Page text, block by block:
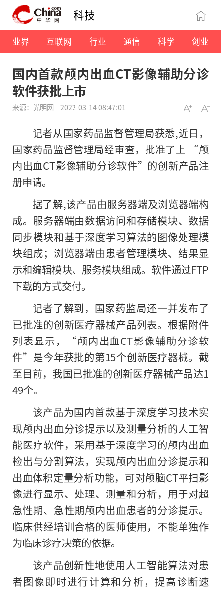
科技
业界 互联网 行业 通信 科学 创业
国内首款颅内出血CT影像辅助分诊
软件获批上市
来源：光明网 2022-03-14 08:47:01
记者从国家药品监督管理局获悉,近日，
国家药品监督管理局经审查，批准了上 “颅
内出血CT影像辅助分诊软件”的创新产品注
册申请。
据了解,该产品由服务器端及浏览器端构
成。服务器端由数据访问和存储模块、数据
同步模块和基于深度学习算法的图像处理模
块组成；浏览器端由患者管理模块、结果显
示和编辑模块、服务模块组成。软件通过FTP
下载的方式交付。
记者了解到，国家药监局还一并发布了
已批准的创新医疗器械产品列表。根据附件
列表显示，“颅内出血CT影像辅助分诊软
件”是今年获批的第15个创新医疗器械。截
至目前，我国已批准的创新医疗器械产品达1
49个。
该产品为国内首款基于深度学习技术实
现颅内出血分诊提示以及测量分析的人工智
能医疗软件，采用基于深度学习的颅内出血
检出与分割算法，实现颅内出血分诊提示和
出血体积定量分析功能，可对颅脑CT平扫影
像进行显示、处理、测量和分析，用于对超
急性期、急性期颅内出血患者的分诊提示。
临床供经培训合格的医师使用，不能单独作
为临床诊疗决策的依据。
该产品创新性地使用人工智能算法对患
者图像即时进行计算和分析，提高诊断速